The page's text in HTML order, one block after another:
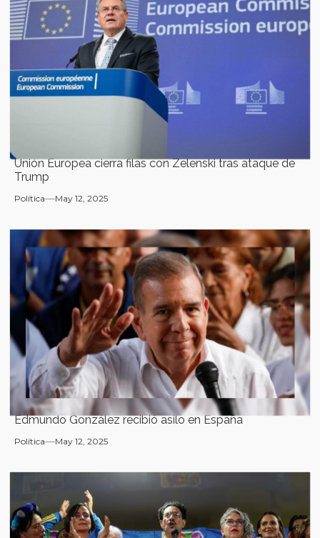
Unión Europea cierra filas con Zelenski tras ataque de
Trump
Política May 12, 2025
Edmundo González recibió asilo en España
Política May 12, 2025